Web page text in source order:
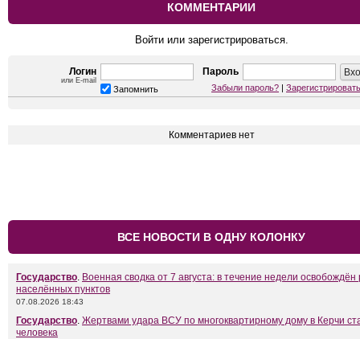
КОММЕНТАРИИ
Войти или зарегистрироваться.
Логин
или E-mail
Пароль
Запомнить Забыли пароль? |
Комментариев нет
ВСЕ НОВОСТИ В ОДНУ КОЛОНКУ
Государство. Военная сводка от 7 августа: в течение недели освобождён
населённых пунктов
07.08.2026 18:43
Государство. Жертвами удара ВСУ по многоквартирному дому в Керчи
человека